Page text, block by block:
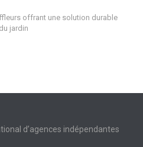
offrant une solution durable
jardin
d’agences indépendantes